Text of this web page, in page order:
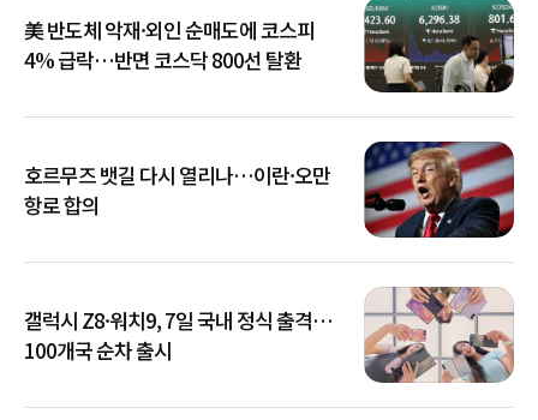
美 반도체 악재·외인 순매도에 코스피
4% 급락…반면 코스닥 800선 탈환
호르무즈 뱃길 다시 열리나…이란·오만
항로 합의
갤럭시 Z8·워치9, 7일 국내 정식 출격…
100개국 순차 출시